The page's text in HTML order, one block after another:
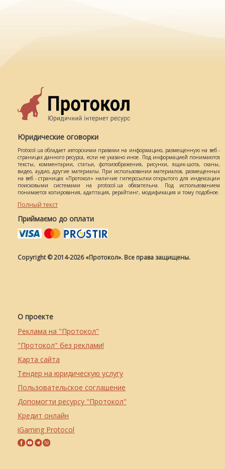
Юридические оговорки
Protocol.ua обладает авторскими правами на информацию, размещенную на веб -
страницах данного ресурса, если не указано иное. Под информацией понимаются
тексты, комментарии, статьи, фотоизображения, рисунки, ящик-шота, сканы,
видео, аудио, другие материалы. При использовании материалов, размещенных
на веб - страницах «Протокол» наличие гиперссылки открытого для индексации
поисковыми системами на protocol.ua обязательна. Под использованием
понимается копирования, адаптация, рерайтинг, модификация и тому подобное.
Полный текст
Приймаємо до оплати
Copyright © 2014-2026 «Протокол». Все права защищены.
О проекте
Реклама на "Протокол"
"Протокол" без реклами!
Карта сайта
Тендер на юридическую услугу
Пользовательское соглашение
Допомогти ресурсу "Протокол"
Кредит онлайн
iGaming Protocol